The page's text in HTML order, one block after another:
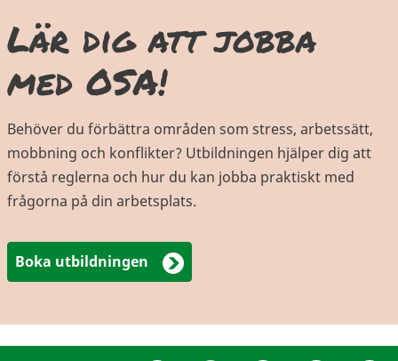
Lär dig att jobba
med OSA!
Behöver du förbättra områden som stress, arbetssätt,
mobbning och konflikter? Utbildningen hjälper dig att
förstå reglerna och hur du kan jobba praktiskt med
frågorna på din arbetsplats.
Boka utbildningen